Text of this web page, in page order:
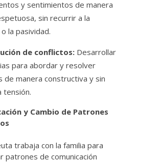
y sentimientos de manera
sin recurrir a la
la pasividad.
de conflictos: Desarrollar
para abordar y resolver
de manera constructiva y sin
tensión.
y Cambio de Patrones
trabaja con la familia para
patrones de comunicación